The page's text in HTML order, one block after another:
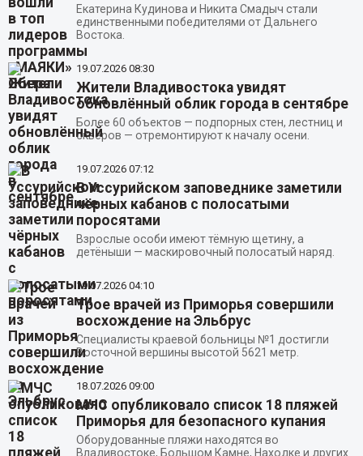
Екатерина Кудинова и Никита Смадыч стали
единственными победителями от Дальнего
Востока.
19.07.2026 08:30
Жители Владивостока увидят
обновлённый облик города в сентябре
Более 60 объектов — подпорных стен, лестниц и
скверов — отремонтируют к началу осени.
19.07.2026 07:12
В Уссурийском заповеднике заметили
чёрных кабанов с полосатыми
поросятами
Взрослые особи имеют тёмную щетину, а
детёныши — маскировочный полосатый наряд.
19.07.2026 04:10
Трое врачей из Приморья совершили
восхождение на Эльбрус
Специалисты краевой больницы №1 достигли
Восточной вершины высотой 5621 метр.
18.07.2026 09:00
МЧС опубликовало список 18 пляжей
Приморья для безопасного купания
Оборудованные пляжи находятся во
Владивостоке, Большом Камне, Находке и других